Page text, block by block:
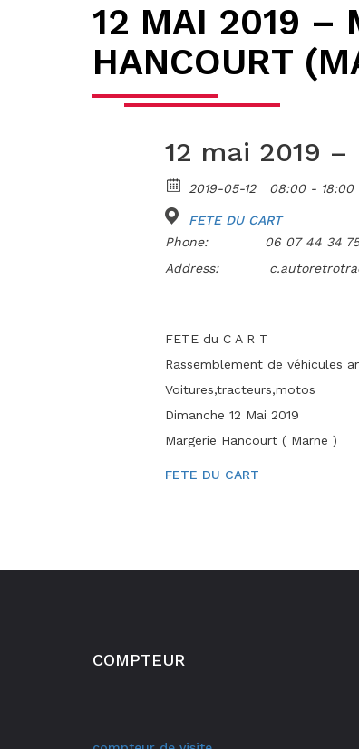
12 MAI 2019 –
HANCOURT
12 mai 2019
2019-05-12 08:00 - 18:00
FETE DU CART
Phone:
06 07 44 34 75
Address:
FETE du C A R T
Rassemblement de véhicules
Voitures,tracteurs,motos
Dimanche 12 Mai 2019
Margerie Hancourt ( Marne )
FETE DU CART
COMPTEUR